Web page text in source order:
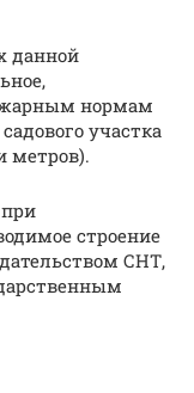
данной
нормам
участка
метров).
строение
СНТ,